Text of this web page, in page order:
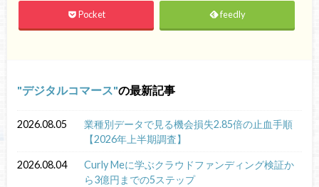
Pocket feedly
デジタルコマース の最新記事
2026.08.05
業種別データで見る機会損失2.85倍の止血手順
【2026年上半期調査】
2026.08.04
Curly Meに学ぶクラウドファンディング検証か
ら3億円までの5ステップ